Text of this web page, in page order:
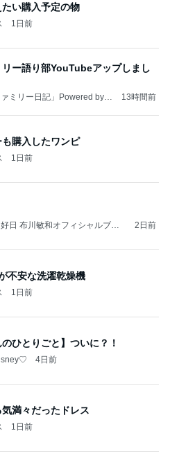
い購入予定の物
1日前
ー語り部YouTubeアップしまし
ミリー日記」Powered by A
13時間前
購入したワンピ
1日前
ルブロ
2日前
不安な洗濯乾燥機
1日前
のひとりごと】ついに？！
4日前
満々だったドレス
1日前